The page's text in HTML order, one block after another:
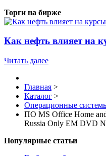
Торги на бирже
Как нефть влияет на
Читать далее
Главная >
Каталог >
Операционные
ПО MS Office Home
Russia Only EM DVD
Популярные статьи